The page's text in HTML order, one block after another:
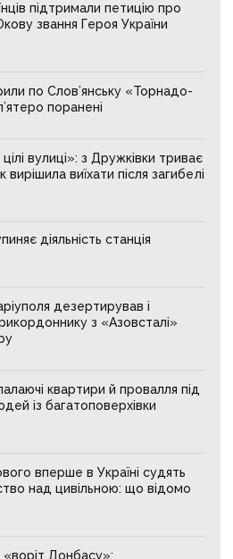
підтримали петицію про
звання Героя України
по Слов’янську «Торнадо-
поранені
вулиці»: з Дружківки триває
вирішила виїхати після загибелі
діяльність станція
дезертирував і
з «Азовсталі»
квартири й провалля під
із багатоповерхівки
вперше в Україні судять
над цивільною: що відомо
Донбасу»: